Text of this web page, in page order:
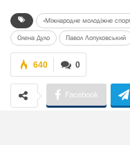
«Міжнародне молодіжне
Олена Дуло Павол Лопуховський
0
640
Facebook